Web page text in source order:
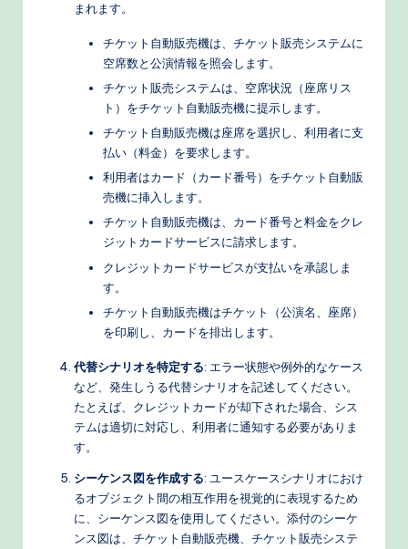
まれます。
チケット自動販売機は、チケット販売システムに
空席数と公演情報を照会します。
チケット販売システムは、空席状況（座席リス
ト）をチケット自動販売機に提示します。
チケット自動販売機は座席を選択し、利用者に支
払い（料金）を要求します。
利用者はカード（カード番号）をチケット自動販
売機に挿入します。
チケット自動販売機は、カード番号と料金をクレ
ジットカードサービスに請求します。
クレジットカードサービスが支払いを承認しま
す。
チケット自動販売機はチケット（公演名、座席）
を印刷し、カードを排出します。
代替シナリオを特定する: エラー状態や例外的なケース
など、発生しうる代替シナリオを記述してください。
たとえば、クレジットカードが却下された場合、シス
テムは適切に対応し、利用者に通知する必要がありま
す。
シーケンス図を作成する: ユースケースシナリオにおけ
るオブジェクト間の相互作用を視覚的に表現するため
に、シーケンス図を使用してください。添付のシーケ
ンス図は、チケット自動販売機、チケット販売システ